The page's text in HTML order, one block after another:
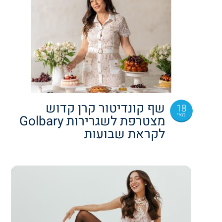
18
מאי שף קונדיטור קרן קדוש
מצטרפת לשגרירות Golbary
לקראת שבועות